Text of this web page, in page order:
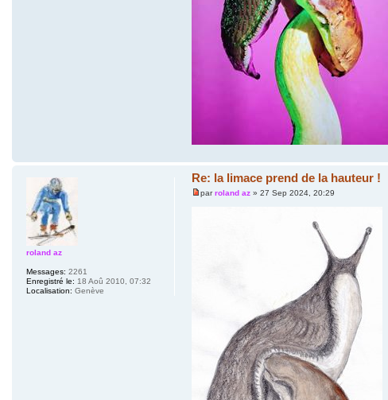
Re: la limace prend de la hauteur !
parroland az» 27 Sep 2024, 20:29
roland az
Messages: 2261
Enregistré le: 18 Aoû 2010, 07:32
Localisation: Genève